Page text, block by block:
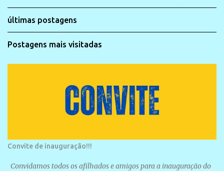
últimas postagens
Postagens mais visitadas
Convite de inauguração!!!
Convidamos todos os afilhados e amigos para a inauguração do